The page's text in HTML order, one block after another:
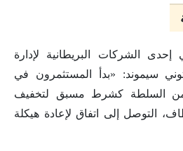
الشركات البريطانية لإدارة
سيموند: «بدأ المستثمرون في
من السلطة كشرط مسبق لتخفيف
التوصل إلى اتفاق لإعادة هيكلة